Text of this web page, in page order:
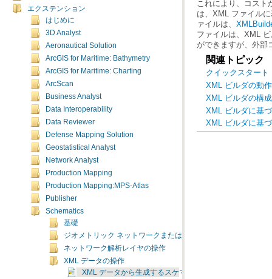
エクステンション
はじめに
3D Analyst
Aeronautical Solution
ArcGIS for Maritime: Bathymetry
ArcGIS for Maritime: Charting
ArcScan
Business Analyst
Data Interoperability
Data Reviewer
Defense Mapping Solution
Geostatistical Analyst
Network Analyst
Production Mapping
Production Mapping:MPS-Atlas
Publisher
Schematics
基礎
ジオメトリック ネットワークまたはネットワーク データセッ
ネットワーク解析レイヤの操作
XML データの操作
XML データから生成するスケマティック ダイアグラム
ァイルは、
ができますが、外部
関連トピック
クイックスター
XML ビルダの動作
XML ビルダの構成
XML ビルダに基
XML ビルダに基